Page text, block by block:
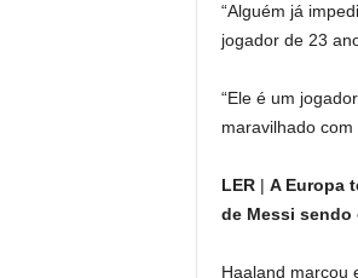
“Alguém já
jogador de 23
“Ele é um
maravilhado
LER| A Europa
de Messi sendo
Haaland marcou